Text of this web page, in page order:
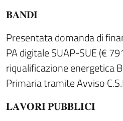
𝐁𝐀𝐍𝐃𝐈
Presentata domanda di
PA digitale SUAP-SUE (€
riqualificazione energetica
Primaria tramite Avviso
𝐋𝐀𝐕𝐎𝐑𝐈 𝐏𝐔𝐁𝐁𝐋𝐈𝐂𝐈